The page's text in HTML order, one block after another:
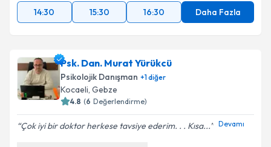
14:30
15:30 16:30 Daha Fazla
Psk. Dan. Murat Yürükcü
Psikolojik Danışman +1diğer
Kocaeli, Gebze
4.8 (6 Değerlendirme)
Çok iyi bir doktor herkese tavsiye ederim. . . Kısa... Devamı